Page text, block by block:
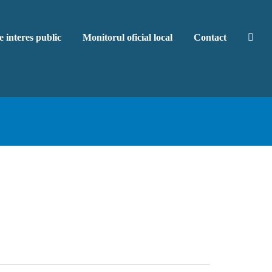
interes public Monitorul oficial local Contact